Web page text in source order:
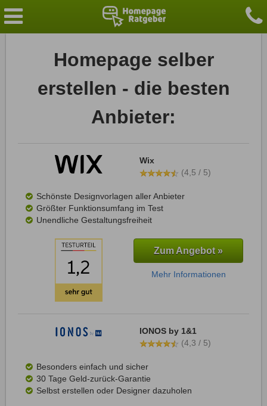
Homepage selber
erstellen - die besten
Anbieter:
Wix
(4,5 / 5)
Schönste Designvorlagen aller Anbieter
Größter Funktionsumfang im Test
Unendliche Gestaltungsfreiheit
Zum Angebot »
Mehr Informationen
IONOS by 1&1
(4,3 / 5)
Besonders einfach und sicher
30 Tage Geld-zurück-Garantie
Selbst erstellen oder Designer dazuholen